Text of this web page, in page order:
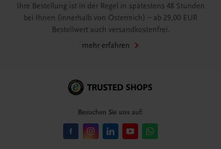
Ihre Bestellung ist in der Regel in spätestens 48 Stunden
bei Ihnen (innerhalb von Österreich) – ab 29,00 EUR
Bestellwert auch versandkostenfrei.
mehr erfahren
Besuchen Sie uns auf: